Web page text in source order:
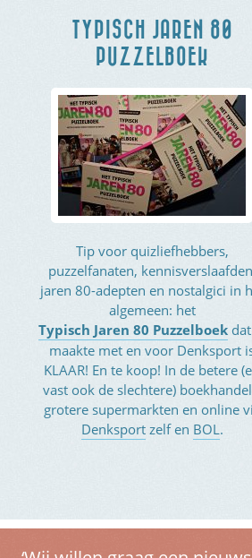
TYPISCH JAREN 80
PUZZELBOEK
Tip voor quizliefhebbers,
puzzelfanaten,
jaren 80-adepten en nostalgici in
algemeen: het
Typisch Jaren 80 Puzzelboek
maakte met en voor Denksport
KLAAR! En te koop! In de betere
vast ook de slechtere)
grotere supermarkten en online
Denksportzelf en BOL.